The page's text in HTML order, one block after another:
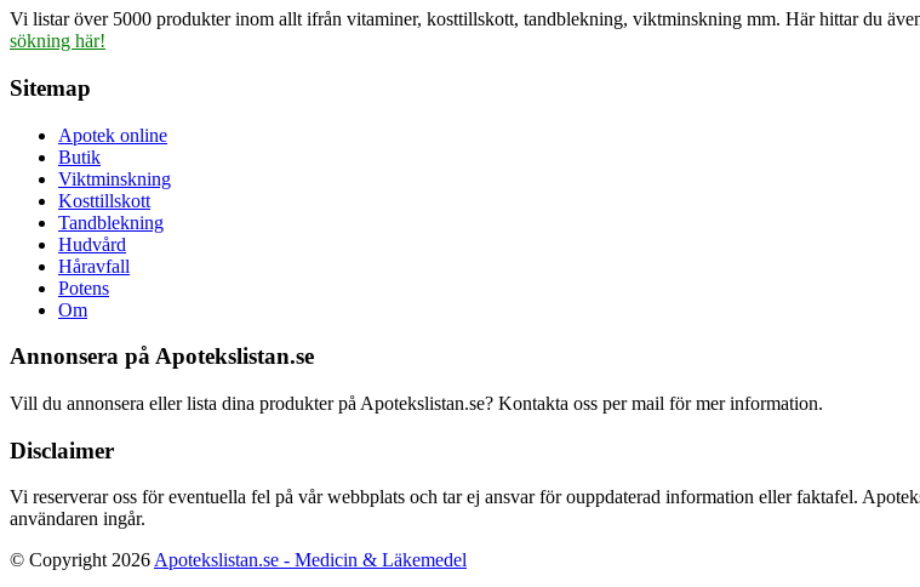
Vi listar över 5000 produkter inom allt ifrån vitaminer, kosttillskott, tandblekning, viktminskning mm. Här hittar du
sökning här!
Sitemap
Apotek online
Butik
Viktminskning
Kosttillskott
Tandblekning
Hudvård
Håravfall
Potens
Om
Annonsera på Apotekslistan.se
Vill du annonsera eller lista dina produkter på Apotekslistan.se? Kontakta oss per mail för mer information.
Disclaimer
Vi reserverar oss för eventuella fel på vår webbplats och tar ej ansvar för ouppdaterad information eller faktafel.
användaren ingår.
© Copyright 2026 Apotekslistan.se - Medicin & Läkemedel